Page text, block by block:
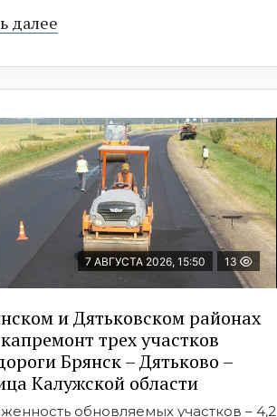
далее
7 АВГУСТА 2026, 15:50 13
и Дятьковском районах
трех участков
Брянск – Дятьково –
Калужской области
обновляемых участков – 4,2